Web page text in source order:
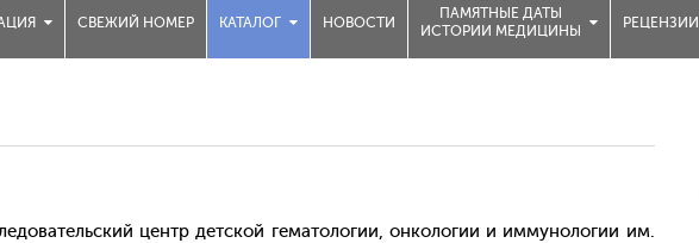
СВЕЖИЙ НОМЕР КАТАЛОГ НОВОСТИ
ПАМЯТНЫЕ ДАТЫ
ИСТОРИИ МЕДИЦИНЫ
РЕЦЕНЗИИ
центр детской гематологии, онкологии и иммунологии им.